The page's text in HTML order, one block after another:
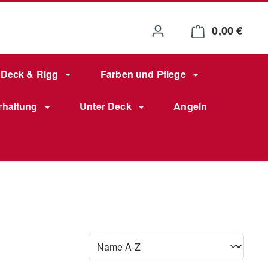
0,00 €
Deck & Rigg Farben und Pflege
Unter Deck Angeln